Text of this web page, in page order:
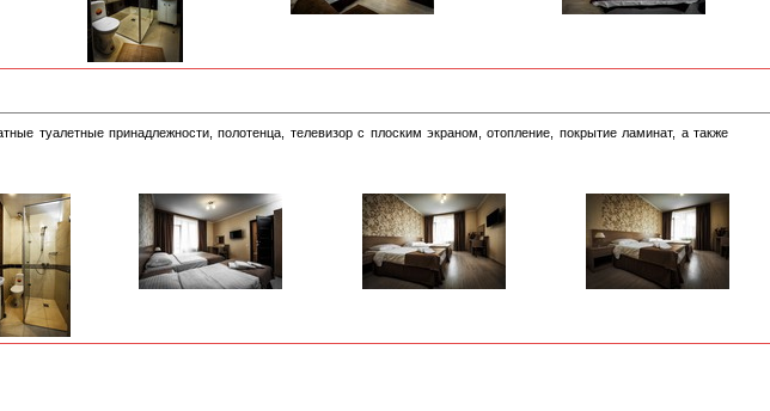
туалетные принадлежности, полотенца, телевизор с плоским экраном, отопление, покрытие ламинат, а также